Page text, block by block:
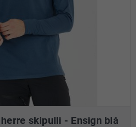
skipulli - Ensign blå